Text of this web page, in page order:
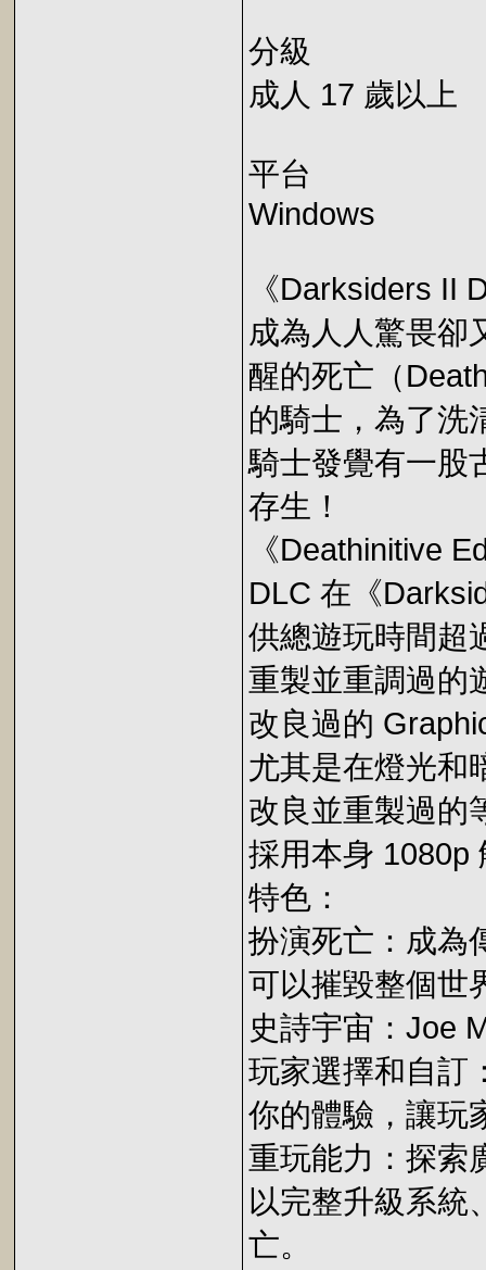
分級
成人 17 歲以上
平台
Windows
《Darksiders II
成為人人驚畏卻
醒的死亡（
的騎士，為了洗
騎士發覺有一股
存生！
《Deathinitive
DLC 在《
供總遊玩時間超
重製並重調過的
改良過的
尤其是在燈光和
改良並重製過的
採用本身 1080p
特色：
扮演死亡：成為
可以摧毀整個世
史詩宇宙：Joe
玩家選擇和自訂
你的體驗，讓玩
重玩能力：探索
以完整升級系統
亡。